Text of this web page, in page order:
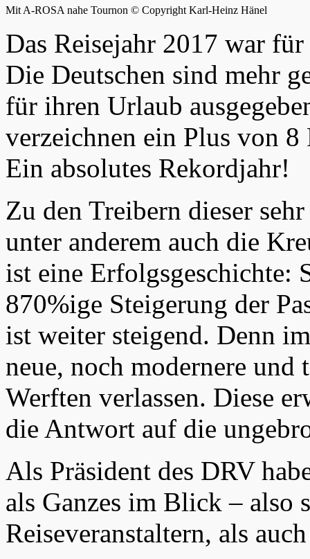
Mit A-ROSA nahe Tournon © Copyright Karl-Heinz Hänel
Das Reisejahr 2017 war
Die Deutschen sind mehr
für ihren Urlaub
verzeichnen ein Plus von 8
Ein absolutes Rekordjahr!
Zu den Treibern dieser
unter anderem auch die
ist eine Erfolgsgeschichte:
870%ige Steigerung der
ist weiter steigend. Denn
neue, noch modernere
Werften verlassen. Diese
die Antwort auf die
Als Präsident des DRV
als Ganzes im Blick – also
Reiseveranstaltern, als